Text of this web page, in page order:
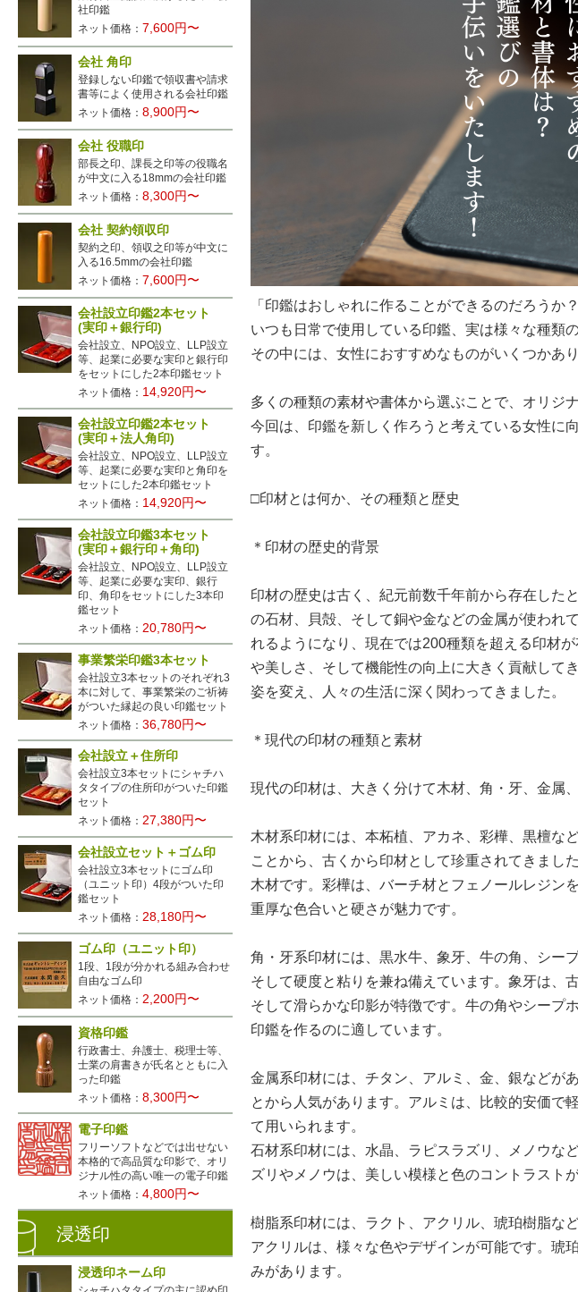
「印鑑はおしゃれに作ることができるのだろうか？
いつも日常で使用している印鑑、実は様々な種類
その中には、女性におすすめなものがいくつかあり
多くの種類の素材や書体から選ぶことで、オリジ
今回は、印鑑を新しく作ろうと考えている女性に
す。
□印材とは何か、その種類と歴史
＊印材の歴史的背景
印材の歴史は古く、紀元前数千年前から存在した
の石材、貝殻、そして銅や金などの金属が使われ
れるようになり、現在では200種類を超える印材
や美しさ、そして機能性の向上に大きく貢献して
姿を変え、人々の生活に深く関わってきました。
＊現代の印材の種類と素材
現代の印材は、大きく分けて木材、角・牙、金属
木材系印材には、本柘植、アカネ、彩樺、黒檀な
ことから、古くから印材として珍重されてきまし
木材です。彩樺は、バーチ材とフェノールレジン
重厚な色合いと硬さが魅力です。
角・牙系印材には、黒水牛、象牙、牛の角、シー
そして硬度と粘りを兼ね備えています。象牙は、
そして滑らかな印影が特徴です。牛の角やシープ
印鑑を作るのに適しています。
金属系印材には、チタン、アルミ、金、銀などが
とから人気があります。アルミは、比較的安価で
て用いられます。
石材系印材には、水晶、ラピスラズリ、メノウな
ズリやメノウは、美しい模様と色のコントラストが
樹脂系印材には、ラクト、アクリル、琥珀樹脂な
アクリルは、様々な色やデザインが可能です。琥
みがあります。
社印鑑
ネット価格： 7,600円〜
会社 角印
登録しない印鑑で領収書や請求
書等によく使用される会社印鑑
ネット価格：8,900円〜
会社 役職印
部長之印、課長之印等の役職名
が中文に入る18mmの会社印鑑
ネット価格：8,300円〜
会社 契約領収印
契約之印、領収之印等が中文に
入る16.5mmの会社印鑑
ネット価格：7,600円〜
会社設立印鑑2本セット
(実印＋銀行印)
会社設立、NPO設立、LLP設立
等、起業に必要な実印と銀行印
をセットにした2本印鑑セット
ネット価格： 14,920円〜
会社設立印鑑2本セット
(実印＋法人角印)
会社設立、NPO設立、LLP設立
等、起業に必要な実印と角印を
セットにした2本印鑑セット
ネット価格： 14,920円〜
会社設立印鑑3本セット
(実印＋銀行印＋角印)
会社設立、NPO設立、LLP設立
等、起業に必要な実印、銀行
印、角印をセットにした3本印
鑑セット
ネット価格：20,780円〜
事業繁栄印鑑3本セット
会社設立3本セットのそれぞれ3
本に対して、事業繁栄のご祈祷
がついた縁起の良い印鑑セット
ネット価格：36,780円〜
会社設立＋住所印
会社設立3本セットにシャチハ
タタイプの住所印がついた印鑑
セット
ネット価格：27,380円〜
会社設立セット＋ゴム印
会社設立3本セットにゴム印
（ユニット印）4段がついた印
鑑セット
ネット価格：28,180円〜
ゴム印（ユニット印）
1段、1段が分かれる組み合わせ
自由なゴム印
ネット価格：2,200円〜
資格印鑑
行政書士、弁護士、税理士等、
士業の肩書きが氏名とともに入
った印鑑
ネット価格：8,300円〜
電子印鑑
フリーソフトなどでは出せない
本格的で高品質な印影で、オリ
ジナル性の高い唯一の電子印鑑
ネット価格：4,800円〜
浸透印
浸透印ネーム印